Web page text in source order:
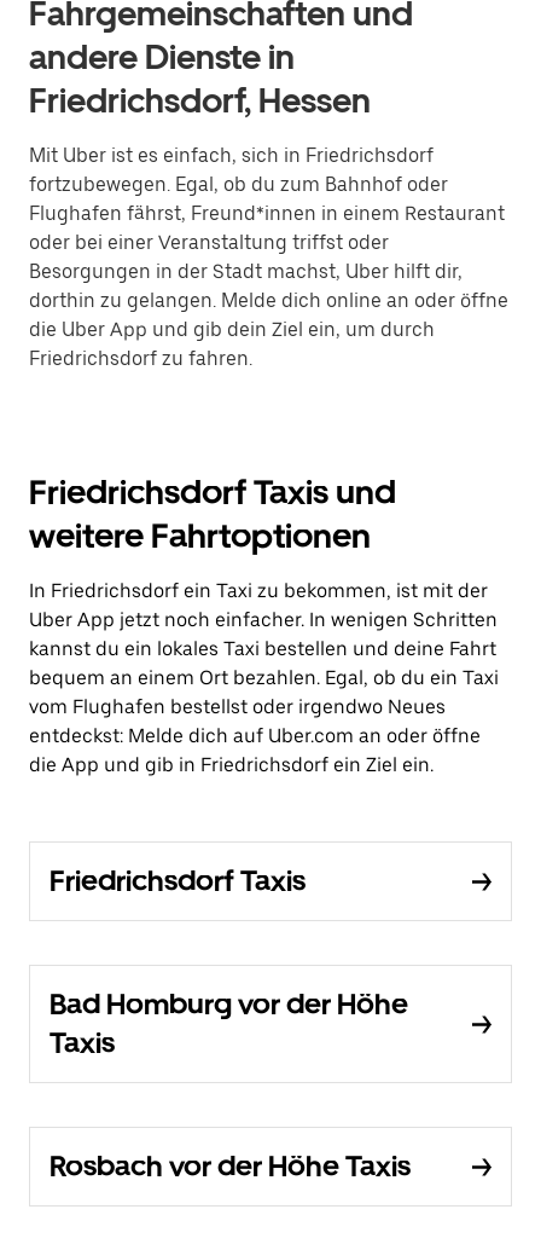
Fahrgemeinschaften und
andere Dienste in
Friedrichsdorf, Hessen
Mit Uber ist es einfach, sich in Friedrichsdorf
fortzubewegen. Egal, ob du zum Bahnhof oder
Flughafen fährst, Freund*innen in einem Restaurant
oder bei einer Veranstaltung triffst oder
Besorgungen in der Stadt machst, Uber hilft dir,
dorthin zu gelangen. Melde dich online an oder öffne
die Uber App und gib dein Ziel ein, um durch
Friedrichsdorf zu fahren.
Friedrichsdorf Taxis und
weitere Fahrtoptionen
In Friedrichsdorf ein Taxi zu bekommen, ist mit der
Uber App jetzt noch einfacher. In wenigen Schritten
kannst du ein lokales Taxi bestellen und deine Fahrt
bequem an einem Ort bezahlen. Egal, ob du ein Taxi
vom Flughafen bestellst oder irgendwo Neues
entdeckst: Melde dich auf Uber.com an oder öffne
die App und gib in Friedrichsdorf ein Ziel ein.
Friedrichsdorf Taxis
Bad Homburg vor der Höhe
Taxis
Rosbach vor der Höhe Taxis